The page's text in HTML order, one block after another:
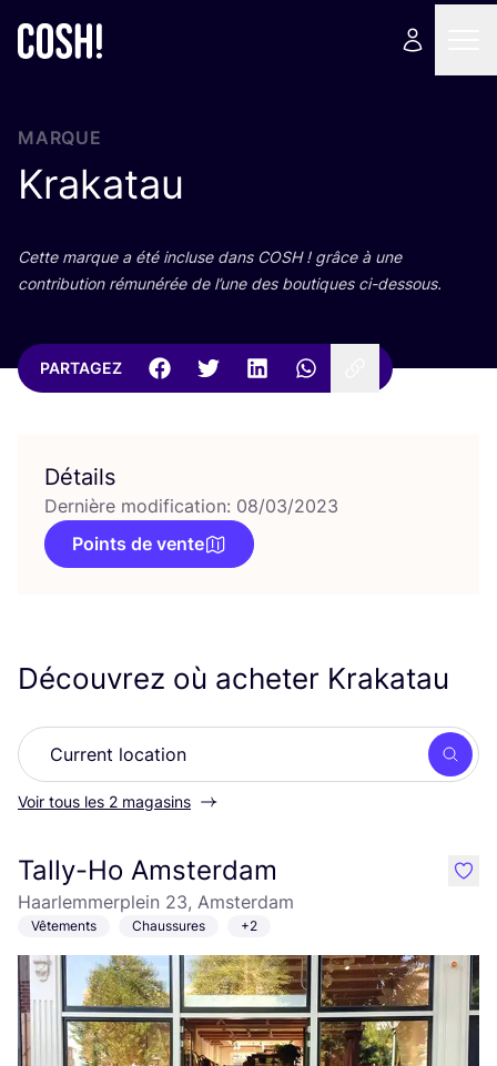
MARQUE
Krakatau
Cette marque a été incluse dans COSH! grâce à une
contri­bu­tion rému­né­rée de l’une des bou­tiques ci-dessous.
PARTAGEZ
Détails
Dernière modification: 08/03/2023
Points de vente
Découvrez où acheter Krakatau
Voir tous les 2 magasins
Tally-Ho Amsterdam
Haarlemmerplein 23, Amsterdam
Vêtements Chaussures +2
like